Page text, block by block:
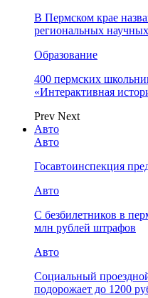
В Пермском крае
региональных
Образование
400 пермских
«Интерактивная
Prev Next
Авто
Авто
Госавтоинспекция
Авто
С безбилетников в
млн рублей штрафов
Авто
Социальный
подорожает до 1200